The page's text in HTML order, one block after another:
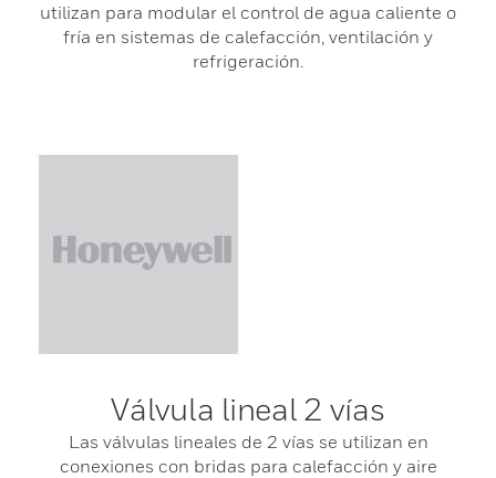
utilizan para modular el control de agua caliente o
fría en sistemas de calefacción, ventilación y
refrigeración.
Válvula lineal 2 vías
Las válvulas lineales de 2 vías se utilizan en
conexiones con bridas para calefacción y aire